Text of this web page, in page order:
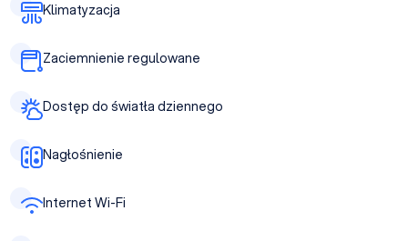
Klimatyzacja
Zaciemnienie regulowane
Dostęp do światła dziennego
Nagłośnienie
Internet Wi-Fi